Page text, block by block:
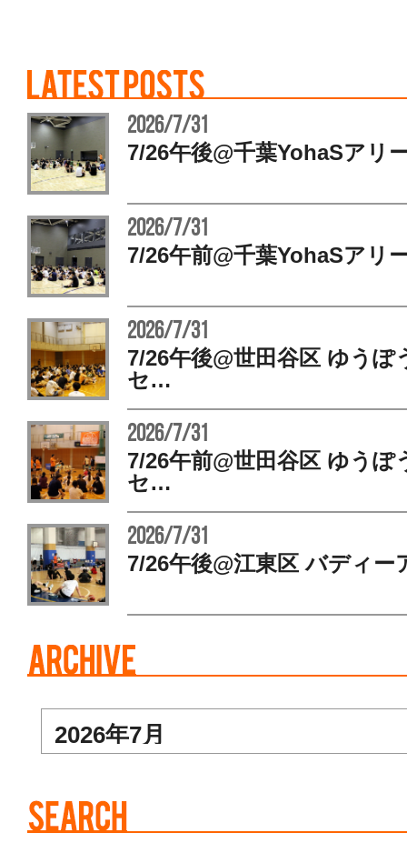
2026/7/31
7/26午後@千葉YohaSア
2026/7/31
7/26午前@千葉YohaSア
2026/7/31
7/26午後@世田谷区 ゆうぽ
セ…
2026/7/31
7/26午前@世田谷区 ゆうぽ
セ…
2026/7/31
7/26午後@江東区 バディ